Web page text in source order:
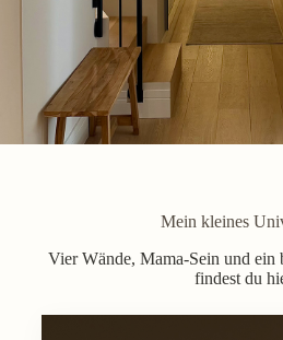
Mein kleines
Vier Wände, Mama-Sein und ein
findest du